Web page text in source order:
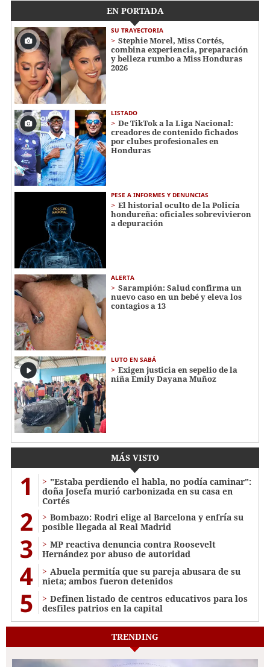
EN PORTADA
SU TRAYECTORIA
Stephie Morel, Miss Cortés,
combina experiencia, preparación
y belleza rumbo a Miss Honduras
2026
LISTADO
De TikTok a la Liga Nacional:
creadores de contenido fichados
por clubes profesionales en
Honduras
PESE A INFORMES Y DENUNCIAS
El historial oculto de la Policía
hondureña: oficiales sobrevivieron
a depuración
ALERTA
Sarampión: Salud confirma un
nuevo caso en un bebé y eleva los
contagios a 13
LUTO EN SABÁ
Exigen justicia en sepelio de la
niña Emily Dayana Muñoz
MÁS VISTO
1
"Estaba perdiendo el habla, no podía caminar":
doña Josefa murió carbonizada en su casa en
Cortés
2
Bombazo: Rodri elige al Barcelona y enfría su
posible llegada al Real Madrid
3
MP reactiva denuncia contra Roosevelt
Hernández por abuso de autoridad
4
Abuela permitía que su pareja abusara de su
nieta; ambos fueron detenidos
5
Definen listado de centros educativos para los
desfiles patrios en la capital
TRENDING